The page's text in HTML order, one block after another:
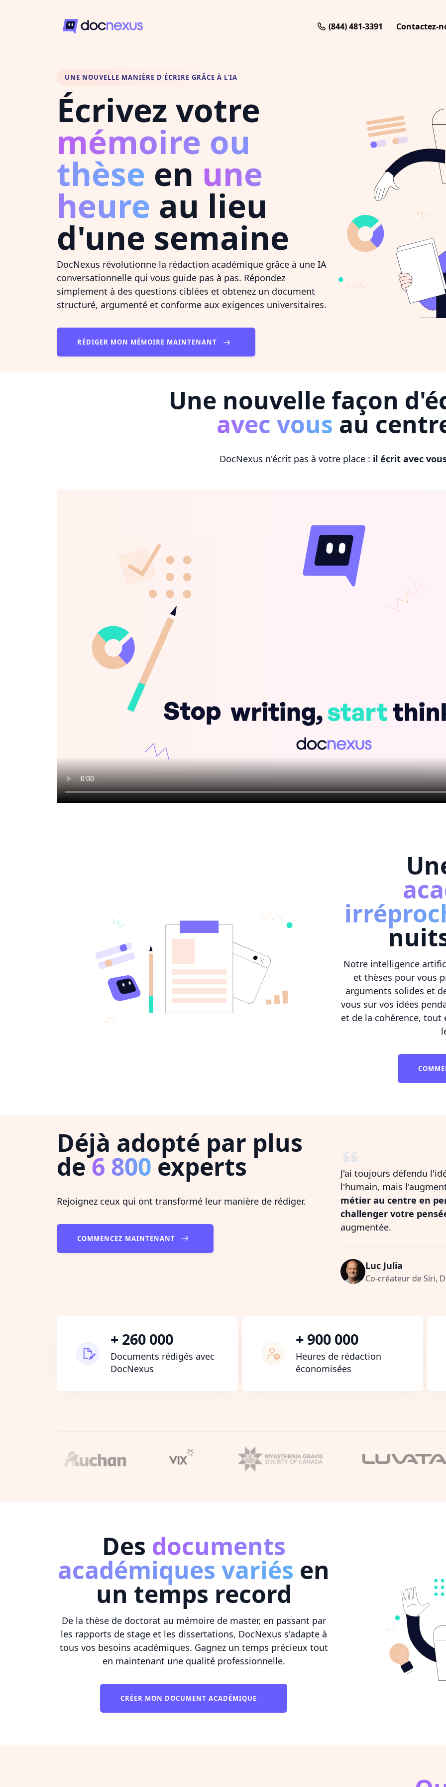
(844) 481-3391 Contactez-
UNE NOUVELLE MANIÈRE D'ÉCRIRE GRÂCE À L'IA
Écrivez votre
mémoire ou
thèse en une
heure au lieu
d'une semaine
DocNexus révolutionne la rédaction académique grâce à une IA
conversationnelle qui vous guide pas à pas. Répondez
simplement à des questions ciblées et obtenez un document
structuré, argumenté et conforme aux exigences universitaires.
RÉDIGER MON MÉMOIRE MAINTENANT
Une nouvelle façon
avec vous au
DocNexus n'écrit pas à votre place : il écrit avec
Notre intelligence
et thèses pour vous
arguments solides et
vous sur vos idées
et de la cohérence, tout
Déjà adopté par plus
de6 800 experts
Rejoignez ceux qui ont transformé leur manière de rédiger.
COMMENCEZ MAINTENANT
J'ai toujours défendu
l'humain, mais
métier au centre en
challenger votre
augmentée.
Luc Julia
Co-créateur de Siri,
+ 260 000
Documents rédigés avec
DocNexus
+ 900 000
Heures de rédaction
économisées
Des documents
académiques variés en
un temps record
De la thèse de doctorat au mémoire de master, en passant par
les rapports de stage et les dissertations, DocNexus s'adapte à
tous vos besoins académiques. Gagnez un temps précieux tout
en maintenant une qualité professionnelle.
CRÉER MON DOCUMENT ACADÉMIQUE